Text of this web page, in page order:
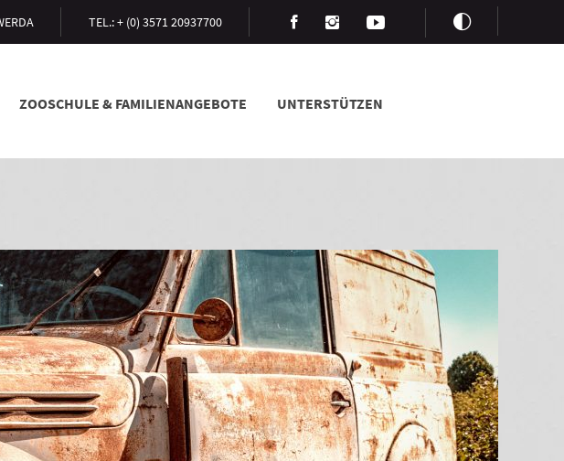
TEL.: + (0) 3571 20937700
ZOOSCHULE & FAMILIENANGEBOTE UNTERSTÜTZEN